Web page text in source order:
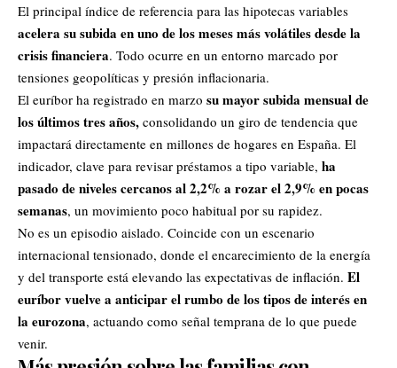
El principal índice de referencia para las hipotecas variables
acelera su subida en uno de los meses más volátiles desde la
crisis financiera. Todo ocurre en un entorno marcado por
tensiones geopolíticas y presión inflacionaria.
El euríbor ha registrado en marzo su mayor subida mensual de
los últimos tres años, consolidando un giro de tendencia que
impactará directamente en millones de hogares en España. El
indicador, clave para revisar préstamos a tipo variable, ha
pasado de niveles cercanos al 2,2% a rozar el 2,9% en pocas
semanas, un movimiento poco habitual por su rapidez.
No es un episodio aislado. Coincide con un escenario
internacional tensionado, donde el encarecimiento de la energía
y del transporte está elevando las expectativas de inflación. El
euríbor vuelve a anticipar el rumbo de los tipos de interés en
la eurozona, actuando como señal temprana de lo que puede
venir.